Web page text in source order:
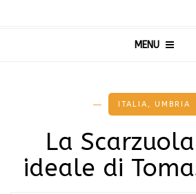
MENU
ITALIA , UMBRIA
La
ideale di